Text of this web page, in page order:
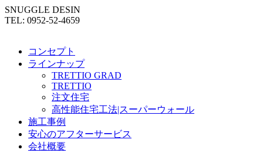
SNUGGLE DESIN
TEL: 0952-52-4659
コンセプト
ラインナップ
TRETTIO GRAD
TRETTIO
注文住宅
高性能住宅工法|スーパーウォール
施工事例
安心のアフターサービス
会社概要